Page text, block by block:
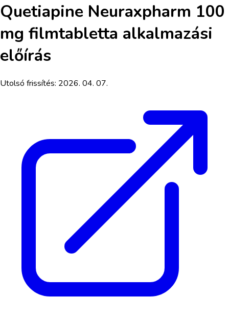
Quetiapine Neuraxpharm 100
mg filmtabletta alkalmazási
előírás
Utolsó frissítés: 2026. 04. 07.